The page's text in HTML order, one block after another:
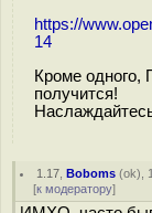
https://
14
Кроме одного,
получится!
1.17 ,Boboms (ok),
[к модератору]